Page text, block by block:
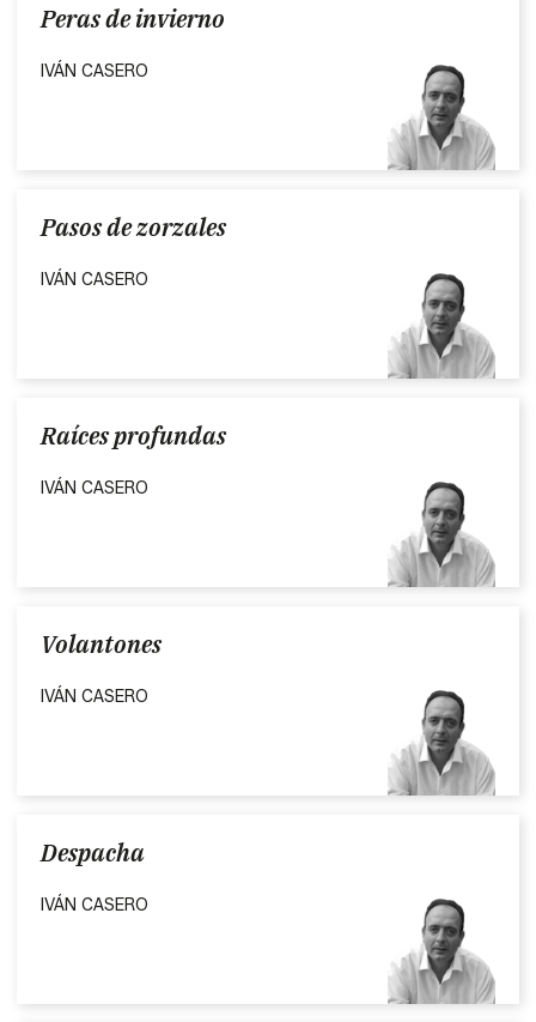
Peras de invierno
IVÁN CASERO
Pasos de zorzales
IVÁN CASERO
Raíces profundas
IVÁN CASERO
Volantones
IVÁN CASERO
Despacha
IVÁN CASERO